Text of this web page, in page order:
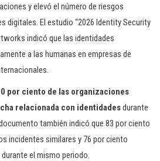
y elevó el número de riesgos
digitales. El estudio “2026 Identity Security
indicó que las identidades
a las humanas en empresas de
por ciento de las organizaciones
relacionada con identidadesdurante
también indicó que 83 por ciento
incidentes similares y 76 por ciento
el mismo periodo.